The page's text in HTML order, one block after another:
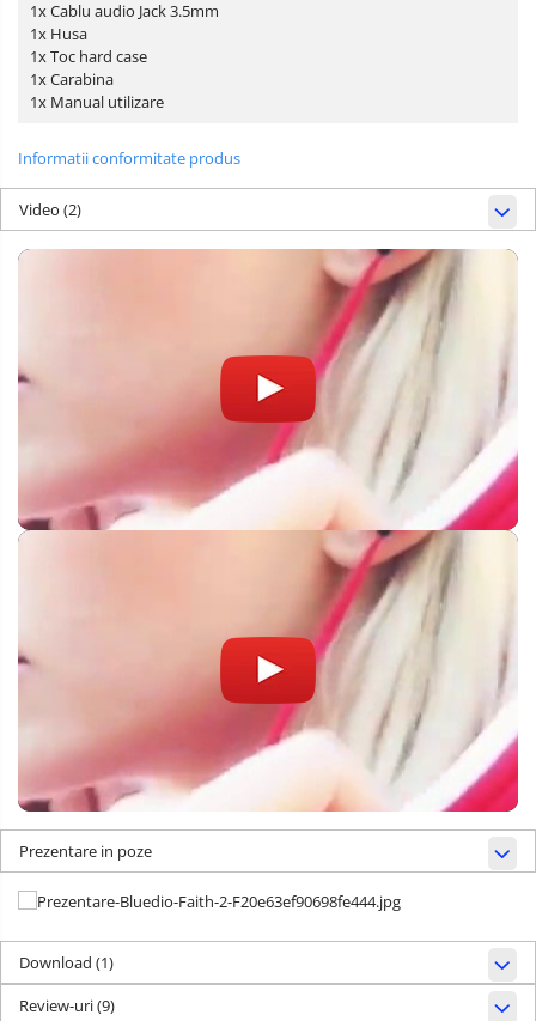
1x Cablu audio Jack 3.5mm
1x Husa
1x Toc hard case
1x Carabina
1x Manual utilizare
Informatii conformitate produs
Video (2)
Prezentare in poze
Download (1)
Review-uri(9)